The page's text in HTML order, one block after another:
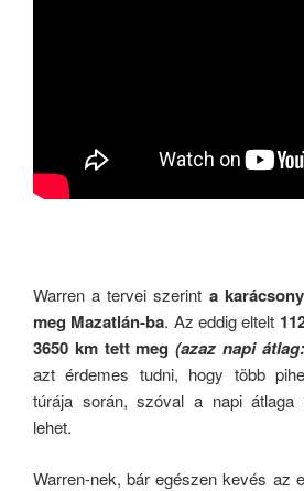
Warren a tervei szerint a
meg Mazatlán-ba. Az eddig eltelt
3650 km tett meg(azaz napi
azt érdemes tudni, hogy több
túrája során, szóval a napi átlaga
lehet.
Warren-nek, bár egészen kevés az